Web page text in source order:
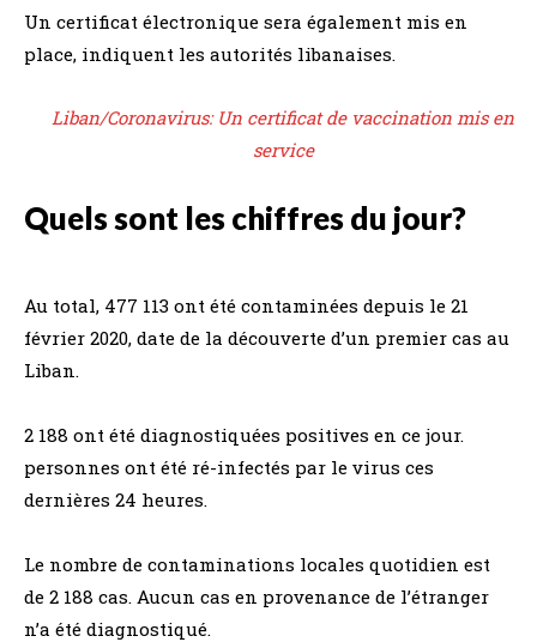
Un certificat électronique sera également mis en
place, indiquent les autorités libanaises.
Liban/Coronavirus: Un certificat de vaccination mis en
service
Quels sont les chiffres du jour?
Au total, 477 113 ont été contaminées depuis le 21
février 2020, date de la découverte d’un premier cas au
Liban.
2 188 ont été diagnostiquées positives en ce jour.
personnes ont été ré-infectés par le virus ces
dernières 24 heures.
Le nombre de contaminations locales quotidien est
de 2 188 cas. Aucun cas en provenance de l’étranger
n’a été diagnostiqué.